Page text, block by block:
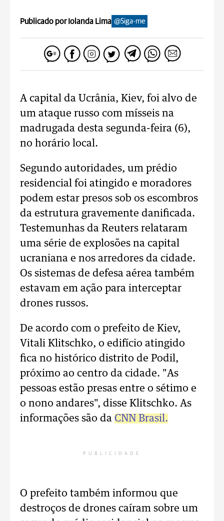
Publicado por Iolanda Lima @Siga-me
A capital da Ucrânia, Kiev, foi alvo de
um ataque russo com mísseis na
madrugada desta segunda-feira (6),
no horário local.
Segundo autoridades, um prédio
residencial foi atingido e moradores
podem estar presos sob os escombros
da estrutura gravemente danificada.
Testemunhas da Reuters relataram
uma série de explosões na capital
ucraniana e nos arredores da cidade.
Os sistemas de defesa aérea também
estavam em ação para interceptar
drones russos.
De acordo com o prefeito de Kiev,
Vitali Klitschko, o edifício atingido
fica no histórico distrito de Podil,
próximo ao centro da cidade. "As
pessoas estão presas entre o sétimo e
o nono andares", disse Klitschko. As
informações são da CNN Brasil.
PUBLICIDADE
O prefeito também informou que
destroços de drones caíram sobre um